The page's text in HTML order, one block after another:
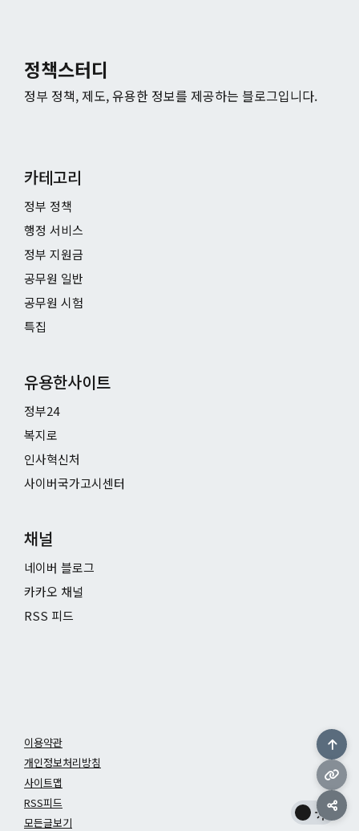
정책스터디
정부 정책, 제도, 유용한 정보를 제공하는 블로그입니다.
카테고리
정부 정책
행정 서비스
정부 지원금
공무원 일반
공무원 시험
특집
유용한사이트
정부24
복지로
인사혁신처
사이버국가고시센터
채널
네이버 블로그
카카오 채널
RSS 피드
이용약관
개인정보처리방침
사이트맵
RSS피드
모든글보기